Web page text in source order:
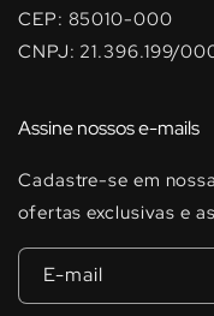
CEP: 85010-000
CNPJ: 21.396.199/
Assine nossos e-mails
Cadastre-se em
ofertas exclusivas e
E-mail